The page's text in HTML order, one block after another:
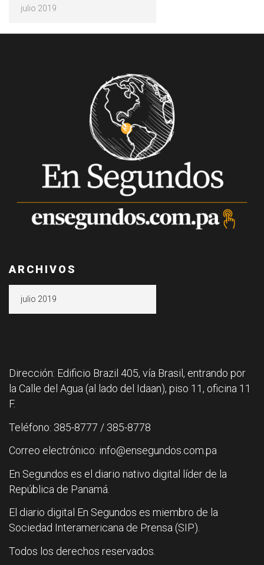
ARCHIVOS
Dirección: Edificio Brazil 405, vía Brasil, entrando por
la Calle del Agua (al lado del Idaan), piso 11, oficina 11
F.
Teléfono: 385-8777 / 385-8778
Correo electrónico: info@ensegundos.com.pa
En Segundos es el diario nativo digital líder de la
República de Panamá.
El diario digital En Segundos es miembro de la
Sociedad Interamericana de Prensa (SIP).
Todos los derechos reservados.